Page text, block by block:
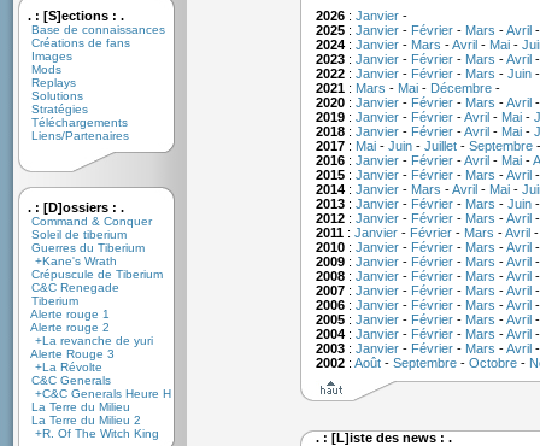
. : [S]ections : .
Base de connaissances
Créations de fans
Images
Mods
Replays
Solutions
Stratégies
Téléchargements
Liens/Partenaires
. : [D]ossiers : .
Command & Conquer
Soleil de tiberium
Guerres du Tiberium
+Kane's Wrath
Crépuscule de Tiberium
C&C Renegade
Tiberium
Alerte rouge 1
Alerte rouge 2
+La revanche de yuri
Alerte Rouge 3
+La Révolte
C&C Generals
+C&C Generals Heure H
La Terre du Milieu
La Terre du Milieu 2
+R. Of The Witch King
2026: Janvier-
2025: Janvier- Février- Mars -Avril
2024: Janvier- Mars -Avril- Mai-
2023: Janvier- Février- Mars -Avril
2022: Janvier- Février- Mars - Juin
2021: Mars - Mai- Décembre-
2020: Janvier- Février- Mars -Avril
2019: Janvier- Février-Avril- Mai-
2018: Janvier- Février-Avril- Mai-
2017: Mai- Juin- Juillet- Septembre
2016: Janvier- Février-Avril- Mai-
2015: Janvier- Février- Mars -Avril
2014: Janvier- Mars -Avril- Mai-
2013: Janvier- Février- Mars - Juin
2012: Janvier- Février- Mars -Avril
2011: Janvier- Février- Mars -Avril
2010: Janvier- Février- Mars -Avril
2009: Janvier- Février- Mars -Avril
2008: Janvier- Février- Mars -Avril
2007: Janvier- Février- Mars -Avril
2006: Janvier- Février- Mars -Avril
2005: Janvier- Février- Mars -Avril
2004: Janvier- Février- Mars -Avril
2003: Janvier- Février- Mars -Avril
2002: Août- Septembre- Octobre-
. : [L]iste des news : .